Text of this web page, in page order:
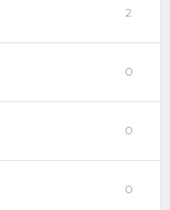
2
0
0
0